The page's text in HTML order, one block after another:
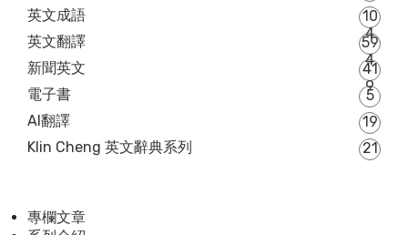
英文成語
10
4
英文翻譯
59
4
新聞英文
41
9
電子書
5
AI翻譯
19
Klin Cheng 英文辭典系列
21
專欄文章